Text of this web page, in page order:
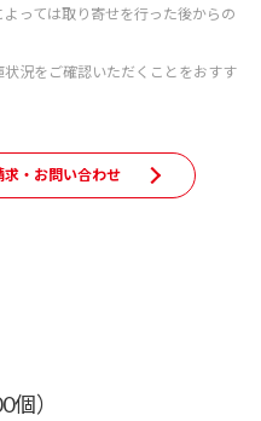
っては取り寄せを行った後からの
況をご確認いただくことをおすす
求・お問い合わせ
個）